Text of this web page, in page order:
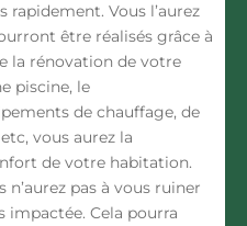
Vous l’aurez
être réalisés grâce à
la rénovation de votre
piscine, le
de chauffage, de
vous aurez la
de votre habitation.
pas à vous ruiner
impactée. Cela pourra